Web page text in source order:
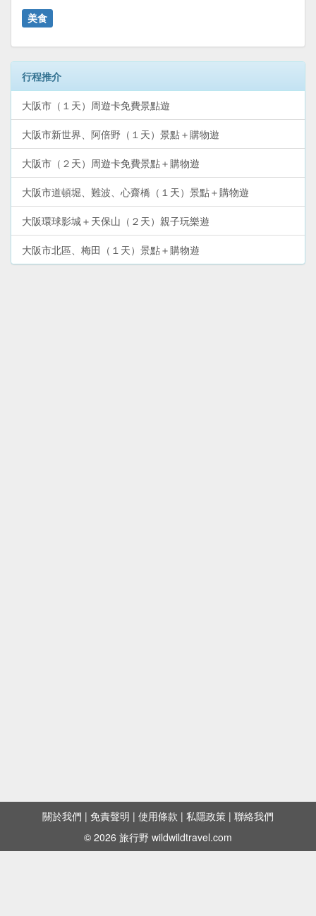
美食
行程推介
大阪市（１天）周遊卡免費景點遊
大阪市新世界、阿倍野（１天）景點＋購物遊
大阪市（２天）周遊卡免費景點＋購物遊
大阪市道頓堀、難波、心齋橋（１天）景點＋購物遊
大阪環球影城＋天保山（２天）親子玩樂遊
大阪市北區、梅田（１天）景點＋購物遊
關於我們 | 免責聲明 | 使用條款 | 私隱政策 | 聯絡我們
© 2026 旅行野 wildwildtravel.com